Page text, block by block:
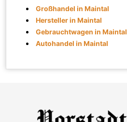
Großhandel in Maintal
Hersteller in Maintal
Gebrauchtwagen in Maintal
Autohandel in Maintal